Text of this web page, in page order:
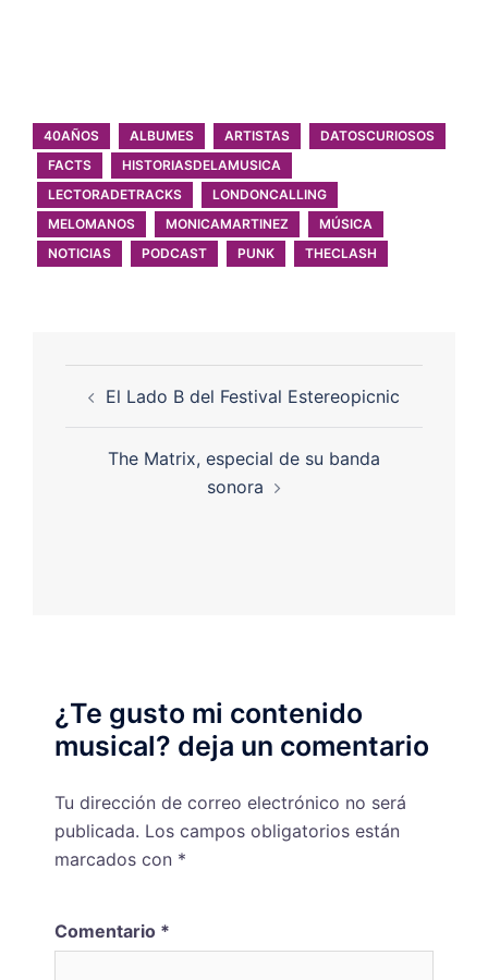
40AÑOS ALBUMES ARTISTAS
DATOSCURIOSOS
FACTS
HISTORIASDELAMUSICA
LECTORADETRACKS
LONDONCALLING
MELOMANOS
MONICAMARTINEZ
MÚSICA
NOTICIAS
PODCAST PUNK THECLASH
El Lado B del Festival Estereopicnic
The Matrix, especial de su banda
sonora
¿Te gusto mi contenido
musical? deja un comentario
Tu dirección de correo electrónico no será
publicada. Los campos obligatorios están
marcados con *
Comentario *